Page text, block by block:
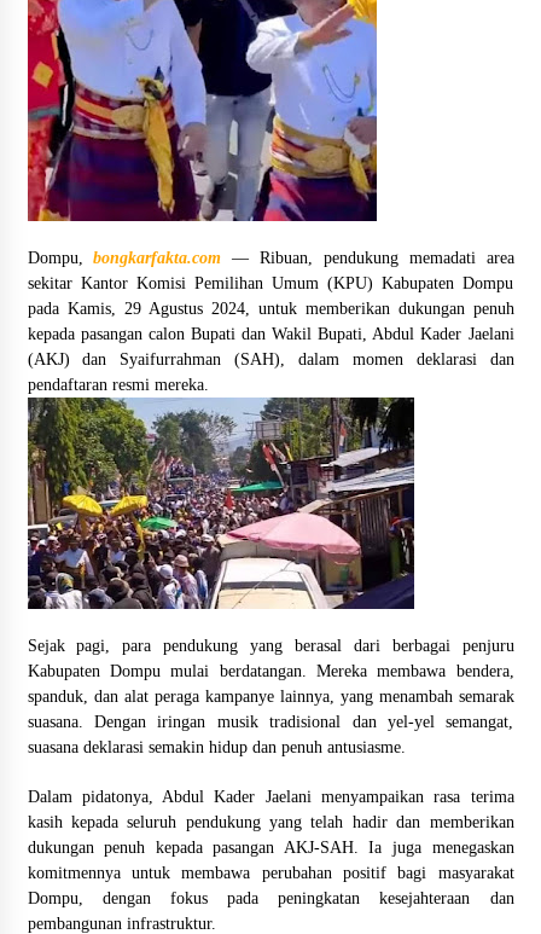
Pelarian terduga Otak Curanmor di Kecamatan
kempo, Berakhir di tangan Tim Opsnal Polsek
Kempo
3 minggu ago
Tim Opsnal Polsek Kempo Amankan salah satu
Terduga Curanmor yang sempat jadi DPO
selama Sepekan
4 minggu ago
Tim Opsnal Polsek Kempo Amankan salah satu
Terduga Curanmor yang sempat jadi DPO
selama Sepekan
4 minggu ago
Sekjen GTKN Desak Revisi PermenPANRB
Nomor 9 Tahun 2026, Soroti Ketidakpastian
Nasib PPPK Paruh Waktu di Tengah
Keterbatasan Fiskal Daerah
4 minggu ago
Polsek Pekat Kawal Aksi Petani Tebu Secara
Humanis, Dialog dengan PT SMS Hasilkan
Kesepakatan Awal Demi Menjaga Harkamtibmas
1 bulan ago
SATRESNARKOBA POLRES DOMPU AMANKAN
KEMPO, BELASAN PAKET DIDUGA SABU DISITA
1 bulan ago
Dompu,bongkarfakta.com — Ribuan, pendukung memadati area
sekitar Kantor Komisi Pemilihan Umum (KPU) Kabupaten Dompu
pada Kamis, 29 Agustus 2024, untuk memberikan dukungan penuh
kepada pasangan calon Bupati dan Wakil Bupati, Abdul Kader Jaelani
(AKJ) dan Syaifurrahman (SAH), dalam momen deklarasi dan
pendaftaran resmi mereka.
Sejak pagi, para pendukung yang berasal dari berbagai penjuru
Kabupaten Dompu mulai berdatangan. Mereka membawa bendera,
spanduk, dan alat peraga kampanye lainnya, yang menambah semarak
suasana. Dengan iringan musik tradisional dan yel-yel semangat,
suasana deklarasi semakin hidup dan penuh antusiasme.
Dalam pidatonya, Abdul Kader Jaelani menyampaikan rasa terima
kasih kepada seluruh pendukung yang telah hadir dan memberikan
dukungan penuh kepada pasangan AKJ-SAH. Ia juga menegaskan
komitmennya untuk membawa perubahan positif bagi masyarakat
Dompu, dengan fokus pada peningkatan kesejahteraan dan
pembangunan infrastruktur.